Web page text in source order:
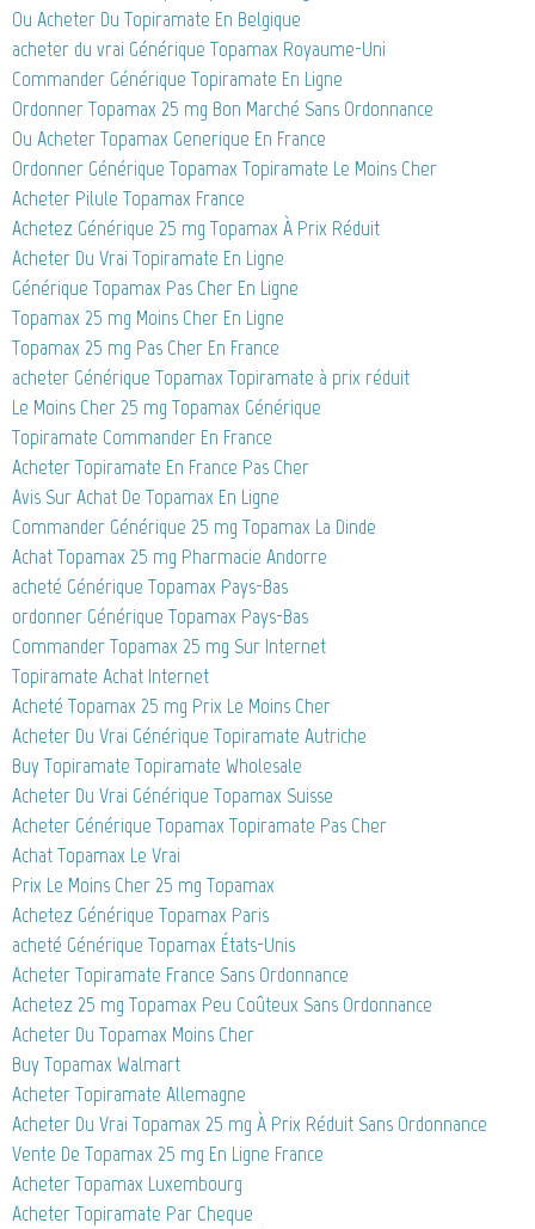
Ou Acheter Du Topiramate En Belgique
acheter du vrai Générique Topamax Royaume-Uni
Commander Générique Topiramate En Ligne
Ordonner Topamax 25 mg Bon Marché Sans Ordonnance
Ou Acheter Topamax Generique En France
Ordonner Générique Topamax Topiramate Le Moins Cher
Acheter Pilule Topamax France
Achetez Générique 25 mg Topamax À Prix Réduit
Acheter Du Vrai Topiramate En Ligne
Générique Topamax Pas Cher En Ligne
Topamax 25 mg Moins Cher En Ligne
Topamax 25 mg Pas Cher En France
acheter Générique Topamax Topiramate à prix réduit
Le Moins Cher 25 mg Topamax Générique
Topiramate Commander En France
Acheter Topiramate En France Pas Cher
Avis Sur Achat De Topamax En Ligne
Commander Générique 25 mg Topamax La Dinde
Achat Topamax 25 mg Pharmacie Andorre
acheté Générique Topamax Pays-Bas
ordonner Générique Topamax Pays-Bas
Commander Topamax 25 mg Sur Internet
Topiramate Achat Internet
Acheté Topamax 25 mg Prix Le Moins Cher
Acheter Du Vrai Générique Topiramate Autriche
Buy Topiramate Topiramate Wholesale
Acheter Du Vrai Générique Topamax Suisse
Acheter Générique Topamax Topiramate Pas Cher
Achat Topamax Le Vrai
Prix Le Moins Cher 25 mg Topamax
Achetez Générique Topamax Paris
acheté Générique Topamax États-Unis
Acheter Topiramate France Sans Ordonnance
Achetez 25 mg Topamax Peu Coûteux Sans Ordonnance
Acheter Du Topamax Moins Cher
Buy Topamax Walmart
Acheter Topiramate Allemagne
Acheter Du Vrai Topamax 25 mg À Prix Réduit Sans Ordonnance
Vente De Topamax 25 mg En Ligne France
Acheter Topamax Luxembourg
Acheter Topiramate Par Cheque